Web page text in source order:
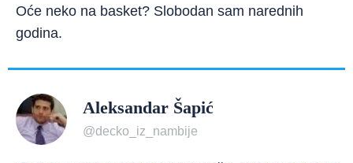
Oće neko na basket? Slobodan sam narednih
godina.
Aleksandar Šapić
@decko_iz_nambije